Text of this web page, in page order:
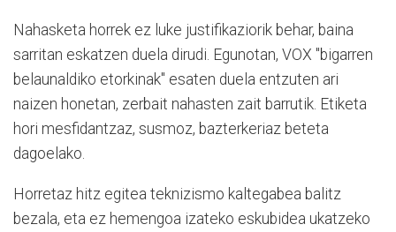
Nahasketa horrek ez luke justifikaziorik behar, baina
sarritan eskatzen duela dirudi. Egunotan, VOX "bigarren
belaunaldiko etorkinak" esaten duela entzuten ari
naizen honetan, zerbait nahasten zait barrutik. Etiketa
hori mesfidantzaz, susmoz, bazterkeriaz beteta
dagoelako.
Horretaz hitz egitea teknizismo kaltegabea balitz
bezala, eta ez hemengoa izateko eskubidea ukatzeko